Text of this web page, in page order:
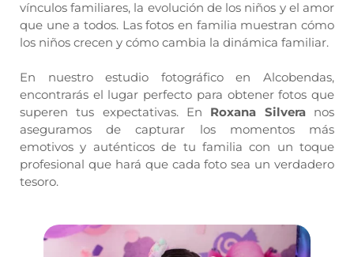
vínculos familiares, la evolución de los niños y el amor
que une a todos. Las fotos en familia muestran cómo
los niños crecen y cómo cambia la dinámica familiar.
En nuestro estudio fotográfico en Alcobendas,
encontrarás el lugar perfecto para obtener fotos que
superen tus expectativas. En Roxana Silveranos
aseguramos de capturar los momentos más
emotivos y auténticos de tu familia con un toque
profesional que hará que cada foto sea un verdadero
tesoro.